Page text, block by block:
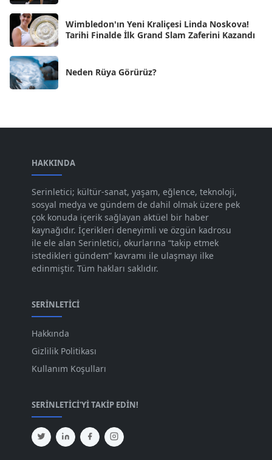
Tem 2024
Haz 2024 [30]
Nis 2024 [59]
Ara 2023 [101]
Kas 2023
Eki 2023 [73]
Eyl 2023 [73]
Ağu 2023 [74]
Tem 2023 [76]
Haz 2023
May 2023
Nis 2023
Mar 2023
Oca 2023 [87]
Ara 2022 [82]
Wimbledon'ın Yeni Kraliçesi Linda Noskova!
Tarihi Finalde İlk Grand Slam Zaferini Kazandı
Neden Rüya Görürüz?
HAKKINDA
Serinletici; kültür-sanat, yaşam, eğlence, teknoloji,
sosyal medya ve gündem de dahil olmak üzere pek
çok konuda içerik sağlayan aktüel bir haber
kaynağıdır. İçerikleri deneyimli ve özgün kadrosu
ile ele alan Serinletici, okurlarına “takip etmek
istedikleri gündem” kavramı ile ulaşmayı ilke
edinmiştir. Tüm hakları saklıdır.
SERINLETICI
Hakkında
Gizlilik Politikası
Kullanım Koşulları
SERINLETICI'YI TAKIP EDIN!